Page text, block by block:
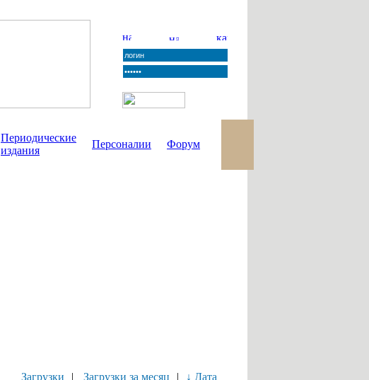
Периодические
издания
Персоналии Форум
Загрузки | Загрузки за месяц | ↓ Дата